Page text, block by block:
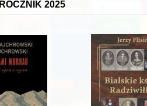
ROCZNIK 2025